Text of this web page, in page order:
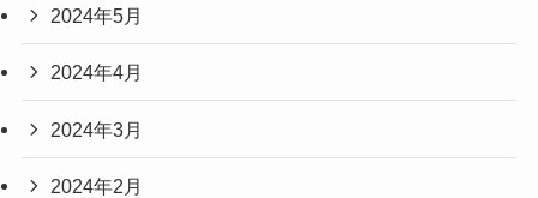
2024年5月
2024年4月
2024年3月
2024年2月